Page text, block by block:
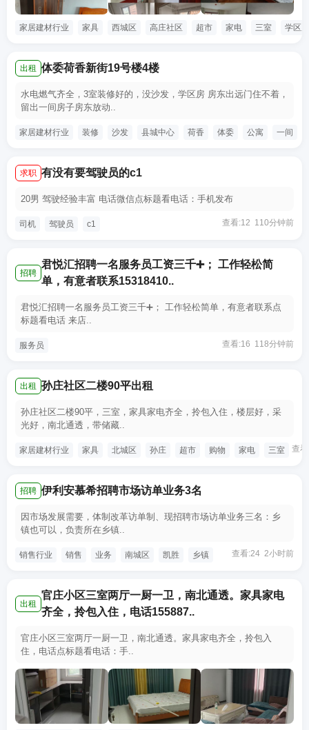
家居建材行业 家具 西城区 高庄社区 超市 家电 三室 学区房
出租 体委荷香新街19号楼4楼
水电燃气齐全，3室装修好的，没沙发，学区房 房东出远门住不着，
留出一间房子房东放动..
家居建材行业 装修 沙发 县城中心 荷香 体委 公寓 一间
求职 有没有要驾驶员的c1
20男 驾驶经验丰富 电话微信点标题看电话：手机发布
司机 驾驶员 c1 查看:12 110分钟前
招聘
君悦汇招聘一名服务员工资三千➕； 工作轻松简
单，有意者联系15318410..
君悦汇招聘一名服务员工资三千➕； 工作轻松简单，有意者联系点
标题看电话 来店..
服务员 查看:16 118分钟前
出租 孙庄社区二楼90平出租
孙庄社区二楼90平，三室，家具家电齐全，拎包入住，楼层好，采
光好，南北通透，带储藏..
家居建材行业 家具 北城区 孙庄 超市 购物 家电 三室 查
招聘 伊利安慕希招聘市场访单业务3名
因市场发展需要，体制改革访单制、现招聘市场访单业务三名：乡
镇也可以，负责所在乡镇..
销售行业 销售 业务 南城区 凯胜 乡镇 查看:24 2小时前
出租
官庄小区三室两厅一厨一卫，南北通透。家具家电
齐全，拎包入住，电话155887..
官庄小区三室两厅一厨一卫，南北通透。家具家电齐全，拎包入
住，电话点标题看电话：手..